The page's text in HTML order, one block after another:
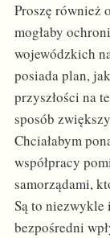
Proszę również
mogłaby
wojewódzkich
posiada plan,
przyszłości na
sposób
Chciałabym
współpracy
samorządami,
Są to niezwykle
bezpośredni